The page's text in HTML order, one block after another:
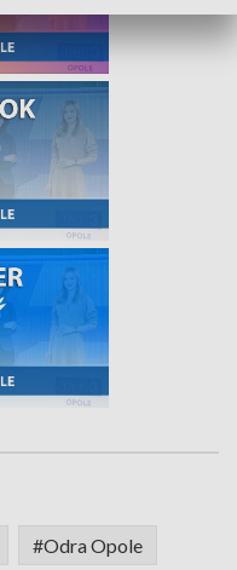
#Odra Opole